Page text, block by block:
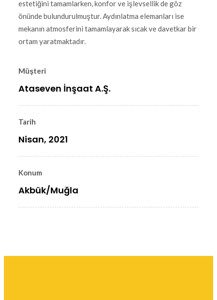
estetiğini tamamlarken, konfor ve işlevsellik de göz
önünde bulundurulmuştur. Aydınlatma elemanları ise
mekanın atmosferini tamamlayarak sıcak ve davetkar bir
ortam yaratmaktadır.
Müşteri
Ataseven İnşaat A.Ş.
Tarih
Nisan, 2021
Konum
Akbük/Muğla